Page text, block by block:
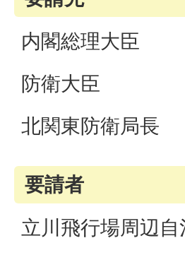
内閣総理大臣
防衛大臣
北関東防衛局長
要請者
立川飛行場周辺